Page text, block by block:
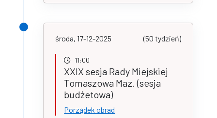
środa, 17-12-2025 (50 tydzień)
11:00
XXIX sesja Rady Miejskiej
Tomaszowa Maz. (sesja
budżetowa)
Porządek obrad